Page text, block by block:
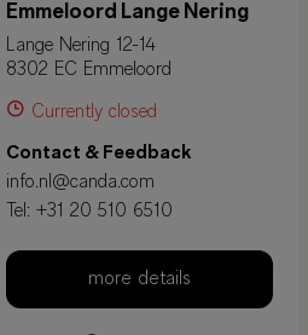
Emmeloord Lange Nering
Lange Nering 12-14
8302 EC Emmeloord
Currently closed
Contact & Feedback
info.nl@canda.com
Tel: +31 20 510 6510
more details